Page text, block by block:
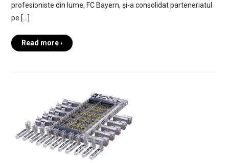
profesioniste din lume, FC Bayern, și-a consolidat parteneriatul
pe […]
Read more ›